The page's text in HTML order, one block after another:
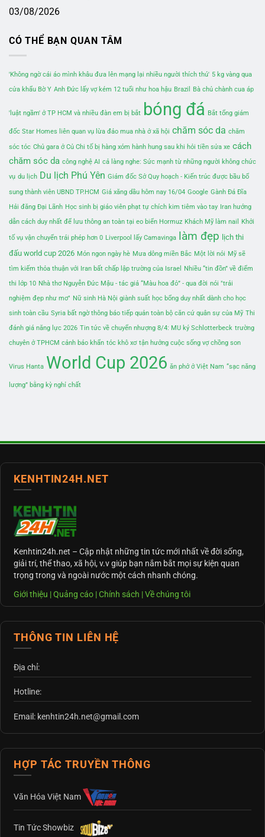
03/08/2026
CÓ THỂ BẠN QUAN TÂM
'Không ngờ cái áo mình khâu đưa lên mạng lại nhiều người thích thú' 5 kg vàng qua
cửa khẩu Bờ Y Anh Đức lấy vợ kém 12 tuổi như hoa hậu Brazil Bà chủ chành cua áp
'luật ngầm' ở TP HCM và nhiều đàn em bị bắt bóng đá Bắt tổng giám
đốc Star Homes liên quan vụ lừa đảo mua nhà ở xã hội chăm sóc da chăm
sóc tóc Chủ gara ở Củ Chi tố bị hàng xóm hành hung sau khi hỏi tiền sửa xe cách
chăm sóc da công nghệ AI cả làng nghe: Sức mạnh từ những người không chức
vụ du lịch Du lịch Phú Yên Giám đốc Sở Quy hoạch - Kiến trúc được bầu bổ
sung thành viên UBND TP.HCM Giá xăng dầu hôm nay 16/04 Google Gành Đá Đĩa
Hải đăng Đại Lãnh Học sinh bị giáo viên phạt tự chích kim tiêm vào tay Iran hướng
dẫn cách duy nhất để lưu thông an toàn tại eo biển Hormuz Khách Mỹ làm nail Khởi
tố vụ vận chuyển trái phép hơn 0 Liverpool lấy Camavinga làm đẹp lịch thi
đấu world cup 2026 Món ngon ngày hè Mưa dông miền Bắc Một lời nói Mỹ sẽ
tìm kiếm thỏa thuận với Iran bất chấp lập trường của Israel
Nhiều “tin đồn” về điểm
thi lớp 10 Nhà thơ Nguyễn Đức Mậu - tác giả “Màu hoa đỏ” - qua đời nói "trải
nghiệm đẹp như mơ" Nữ sinh Hà Nội giành suất học bổng duy nhất dành cho học
sinh toàn cầu Syria bất ngờ thông báo tiếp quản toàn bộ căn cứ quân sự của Mỹ Thi
đánh giá năng lực 2026 Tin tức về chuyển nhượng 8/4: MU ký Schlotterbeck trường
chuyên ở TPHCM cảnh báo khẩn tóc khô xơ tận hưởng cuộc sống vợ chồng son
Virus Hanta World Cup 2026 ăn phở ở Việt Nam “sạc năng
lượng” bằng kỳ nghỉ chất
KENHTIN24H.NET
Kenhtin24h.net – Cập nhật những tin tức mới nhất về đời sống,
giải trí, thể thao, xã hội, v.v giúp bạn nắm bắt mọi sự kiện quan
trọng trong và ngoài nước một cách nhanh chóng.
Giới thiệu |Quảng cáo |Chính sách |Về chúng tôi
THÔNG TIN LIÊN HỆ
Địa chỉ:
Hotline:
Email: kenhtin24h.net@gmail.com
HỢP TÁC TRUYỀN THÔNG
Văn Hóa Việt Nam
Tin Tức Showbiz